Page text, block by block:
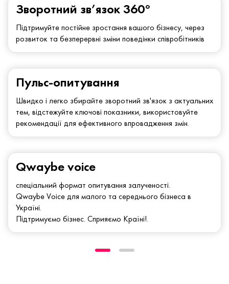
Зворотний зв’язок 360°
Підтримуйте постійне зростання вашого бізнесу, через
розвиток та безперервні зміни поведінки співробітників
Qwaybe voice
спеціальний формат опитування залученості.
Qwaybe Voice для малого та середнього бізнеса в
Україні.
Підтримуємо бізнес. Сприяємо Країні!.
Пульс-опитування
Швидко і легко збирайте зворотний зв'язок з актуальних
тем, відстежуйте ключові показники, використовуйте
рекомендації для ефективного впровадження змін.